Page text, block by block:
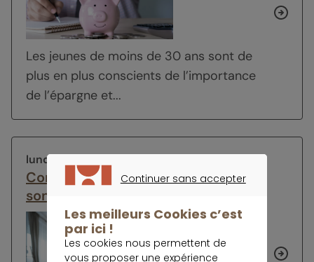
Les jeunes de moins de 30 ans sont de
plus en plus conscients de l’importance
de l’épargne et...
lundi 3 février 2025
Comment booster le rendement de
son épargne en 2025 ?
Continuer sans accepter
Les meilleurs Cookies c’est
par ici !
Les cookies nous permettent de
vous proposer une expérience